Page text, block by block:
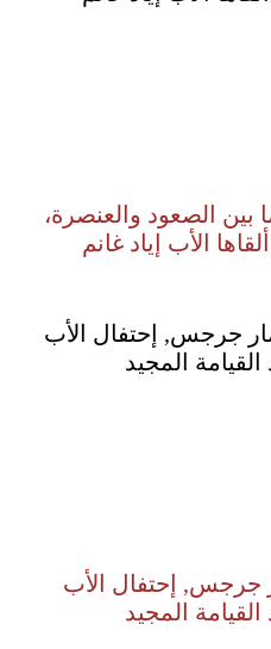
الصعود والعنصرة،
الأب إياد غانم
جرجس, إحتفال الأب
المجيد